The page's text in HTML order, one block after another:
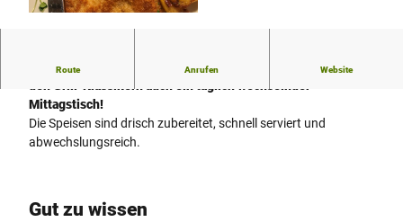
Route Anrufen Website
In diesem Imbiss an der Helleforthstraße erwartet Sie neben
Mittagstisch!
Die Speisen sind drisch zubereitet, schnell serviert und
abwechslungsreich.
Gut zu wissen